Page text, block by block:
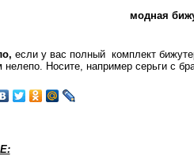
модная
если у вас полный комплект
нелепо. Носите, например серьги с